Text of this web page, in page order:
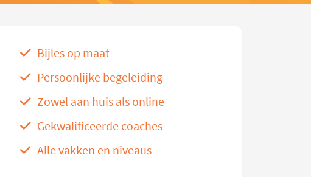
Bijles op maat
Persoonlijke begeleiding
Zowel aan huis als online
Gekwalificeerde coaches
Alle vakken en niveaus